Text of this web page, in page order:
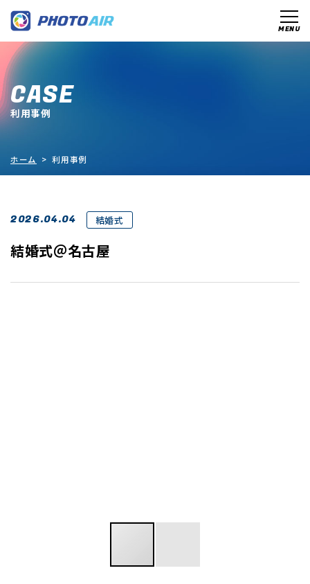
CASE
利用事例
ホーム > 利用事例
2026.04.04 結婚式
結婚式＠名古屋